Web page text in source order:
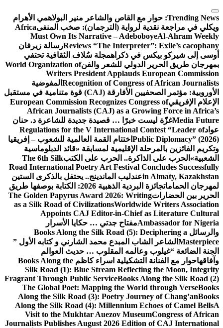
التجاوز
إلى
المحتوى
Trending News: حوار مع القاص والشاعر منير البولاهمي الأهرام
ويكلي في مراجعة نقدية لرواية (الترجمان): صخب المنفىAfrica
Must Own Its Narrative – AdeboboyeAl-Ahram Weekly
Reviews “The Interpreter”: Exile’s cacophanyرسالة زيرفان
أوسى إلى شيركو بيكس في ذكراهمجلة سُلاف الثقافية تحتفي
بمهرجان طريق الحرير الدولي للشعر والفنWorld Organization of
Writers President Applauds European Commission
Recognition of Congress of African Journalists المفوضية
الأوروبية: مؤتمر الصحفيين الأفارقة (CAJ) قوة متنامية في مستقبل
الإعلام الإفريقيEuropean Commission Recognizes Congress of
African Journalists (CAJ) as a Growing Force in Africa’s
Media Futureغزّة ليست خبرًا … قصيدة جديدة للشاعرة د. حنان
عوادRegulations for the V International Contest “Leader of
Public Diplomacy” (2026) اختتام القمة العالمية للشعوب – إفريقيا
وتكريم الفائزين بالمرحلة الإقليمية لمسابقة «قائد الدبلوماسية
الشعبية» الحرب على الذاكرة.. الحرب على الكتبThe 6th Silk
Road International Poetry Art Festival Concludes Successfully
in Almaty, Kazakhstanعندليب الماندينج.. يحتفل بالذكرى الستين
لمهرجان الحمامات
جائزة البردية الذهبية 2026: الكتابة بوصفها طريق
الحرير بين الحضاراتThe Golden Papyrus Award 2026: Writing
as a Silk Road of CivilizationsWorldwide Writers Association
Appoints CAJ Editor-in-Chief as Literature Cultural
Ambassador for Nigeriaمفتاح جدتي … حكايا الأسرار
والرسائل Books Along the Silk Road (5): Deciphering a
Masterpiece الشاعر الشاب المبدع محمد الشارني و كتابه الأول ”
الجنة الضائعة “غيلوب وعالمه المقلوب … حديث العوالم
وآفاقهاحوار مع الفنانة التشكيلية اسراء كاظم Books Along the
Silk Road (1): Blue Stream Reflecting the Moon, Integrity
Fragrant Through Public ServiceBooks Along the Silk Road (2)
The Global Poet: Mapping the World through VerseBooks
Along the Silk Road (3): Poetry Journey of Chang’anBooks
Along the Silk Road (4): Millennium Echoes of Camel BellsA
Visit to the Mukhtar Auezov MuseumCongress of African
Journalists Publishes August 2026 Edition of CAJ International